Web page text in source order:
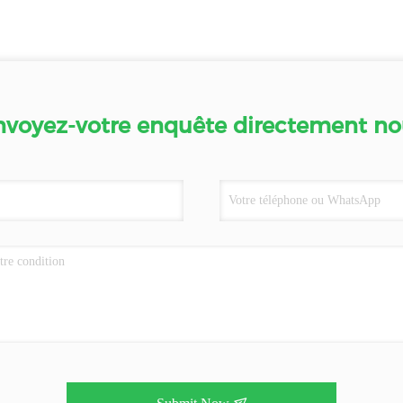
votre enquête directement